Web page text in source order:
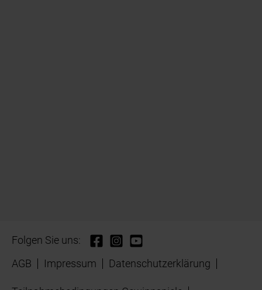
Folgen Sie uns:
AGB
Impressum Datenschutzerklärung